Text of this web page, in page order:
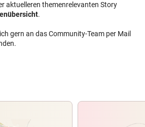
aktuelleren themenrelevanten Story
.
gern an das Community-Team per Mail